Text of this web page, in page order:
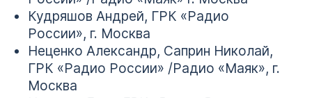
Кудряшов Андрей, ГРК «Радио
России», г. Москва
Неценко Александр, Саприн Николай,
ГРК «Радио России» /Радио «Маяк», г.
Москва